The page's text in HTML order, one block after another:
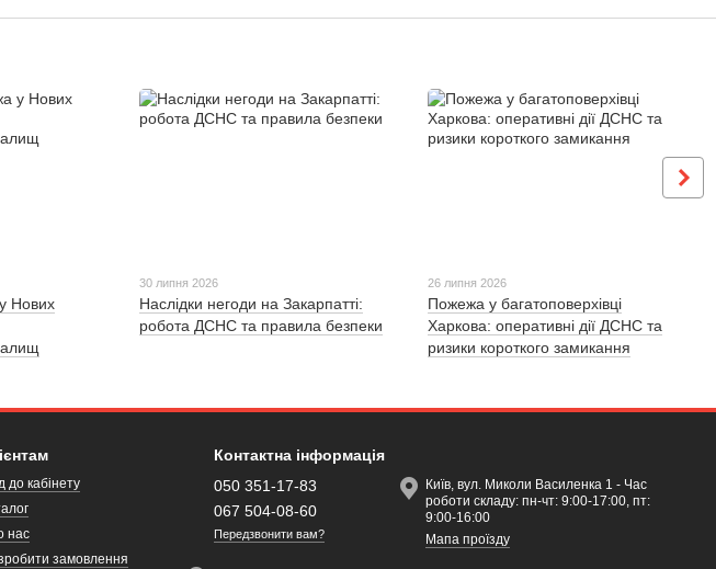
Нових
30 липня 2026
Наслідки негоди на Закарпатті:
робота ДСНС та правила безпеки
26 липня 2026
Пожежа у багатоповерхівці
Харкова: оперативні дії ДСНС та
ризики короткого замикання
до кабінету
нас
замовлення
Контактна інформація
050 351-17-83
067 504-08-60
Передзвонити вам?
Київ, вул. Миколи Василенка 1 - Час
роботи складу: пн-чт: 9:00-17:00, пт:
9:00-16:00
Мапа проїзду